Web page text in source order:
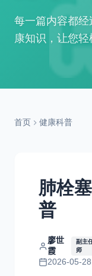
每一篇内容都
康知识，让您轻
首页 健康科普
肺栓
普
廖世
霞
副主
师
2026-05-